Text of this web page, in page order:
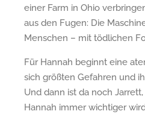
einer Farm in Ohio
aus den Fugen: Die
Menschen – mit tödlichen
Für Hannah beginnt eine
sich größten Gefahren und
Und dann ist da noch
Hannah immer wichtiger